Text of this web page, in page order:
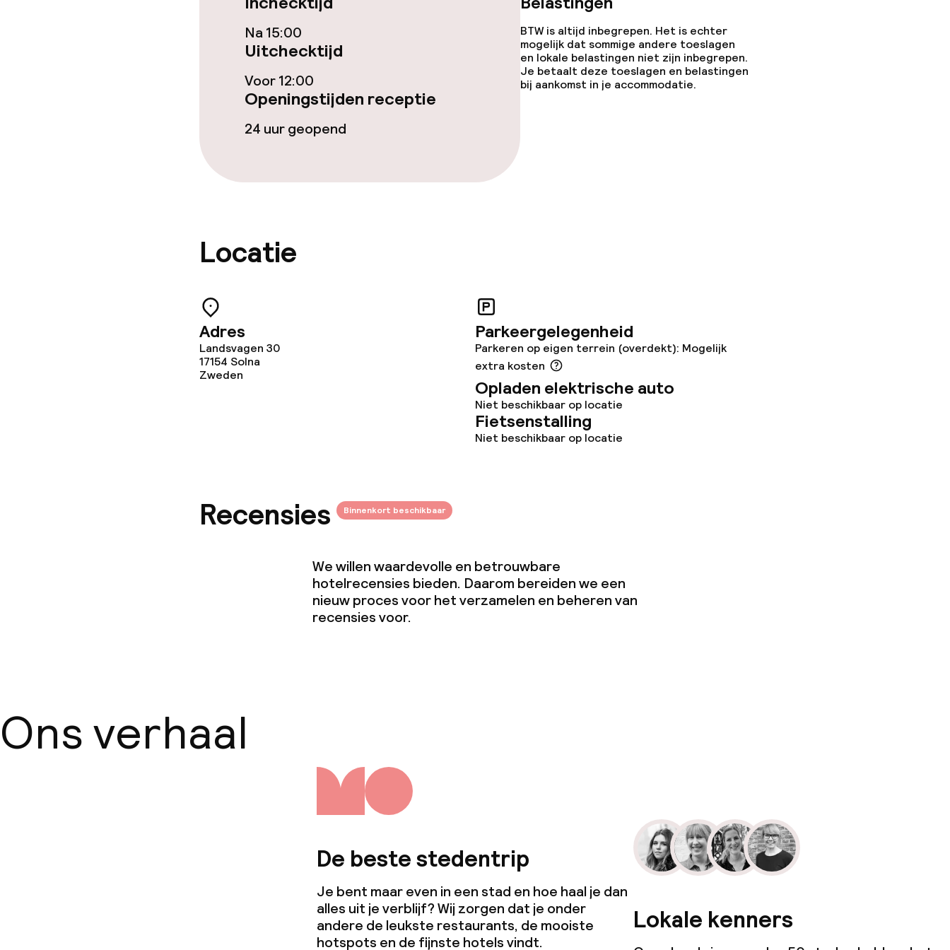
Overal rookvrij
Na 15:00
Uitchecktijd
Voor 12:00
Openingstijden receptie
24 uur geopend
BTW is altijd inbegrepen. Het is echter
mogelijk dat sommige andere toeslagen
en lokale belastingen niet zijn inbegrepen.
Je betaalt deze toeslagen en belastingen
bij aankomst in je accommodatie.
Locatie
Adres
Landsvagen 30
17154 Solna
Zweden
Parkeergelegenheid
Parkeren op eigen terrein (overdekt): Mogelijk
extra kosten
Opladen elektrische auto
Niet beschikbaar op locatie
Fietsenstalling
Niet beschikbaar op locatie
Recensies Binnenkort beschikbaar
We willen waardevolle en betrouwbare
hotelrecensies bieden. Daarom bereiden we een
nieuw proces voor het verzamelen en beheren van
recensies voor.
Ons verhaal
De beste stedentrip
Je bent maar even in een stad en hoe haal je dan
alles uit je verblijf? Wij zorgen dat je onder
andere de leukste restaurants, de mooiste
hotspots en de fijnste hotels vindt.
Lokale kenners